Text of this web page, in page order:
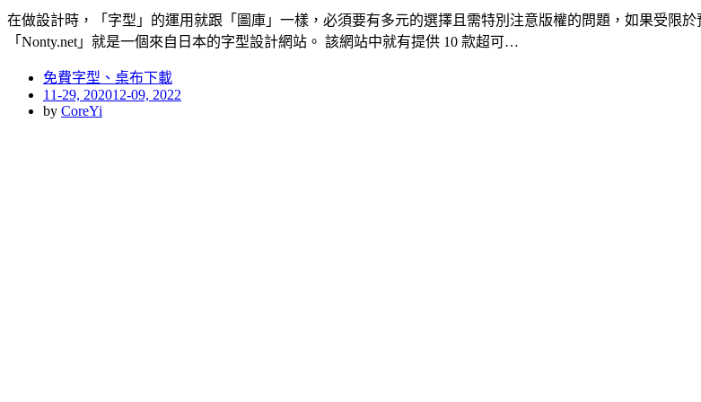
在做設計時，「字型」的運用就跟「圖庫」一樣，必須要有多元的選擇且需特別注意版權的問題，如果受限
「Nonty.net」就是一個來自日本的字型設計網站。 該網站中就有提供 10 款超可…
免費字型、桌布下載
Posted
on
11-29, 202012-09, 2022
by CoreYi